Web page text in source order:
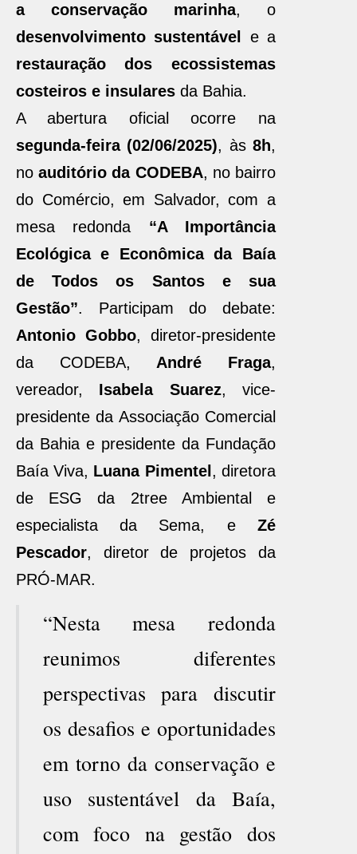
a conservação marinha, o
desenvolvimento sustentável
e a
restauração dos ecossistemas
costeiros e insulares da Bahia.
A abertura oficial ocorre na
segunda-feira (02/06/2025), às 8h,
noauditório da CODEBA, no bairro
do Comércio, em Salvador, com a
mesa redonda “A Importância
Ecológica e Econômica da Baía
de Todos os Santos e sua
Gestão”. Participam do debate:
Antonio Gobbo, diretor-presidente
da CODEBA, André Fraga,
vereador, Isabela Suarez, vice-
presidente da Associação Comercial
da Bahia e presidente da Fundação
Baía Viva, Luana Pimentel , diretora
de ESG da 2tree Ambiental e
especialista da Sema, e Zé
Pescador, diretor de projetos da
PRÓ-MAR.
“Nesta mesa redonda
reunimos diferentes
perspectivas para discutir
os desafios e oportunidades
em torno da conservação e
uso sustentável da Baía,
com foco na gestão dos